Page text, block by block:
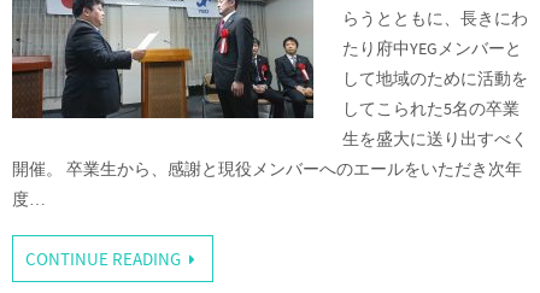
らうとともに、長きにわ
たり府中YEGメンバーと
して地域のために活動を
してこられた5名の卒業
生を盛大に送り出すべく
開催。 卒業生から、感謝と現役メンバーへのエールをいただき次年
度…
CONTINUE READING